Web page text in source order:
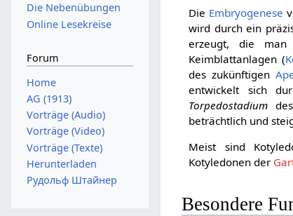
Die Embryogenese
wird durch ein
erzeugt, die
Keimblattanlagen (
des zukünftigen
entwickelt sich
Torpedostadium
beträchtlich und
Meist sind
Kotyledonen der
Besondere
Die Nebenübungen
Online Lesekreise
Forum
Home
AG (1913)
Vorträge (Audio)
Vorträge (Video)
Vorträge (Texte)
Herunterladen
Рудольф Штайнер